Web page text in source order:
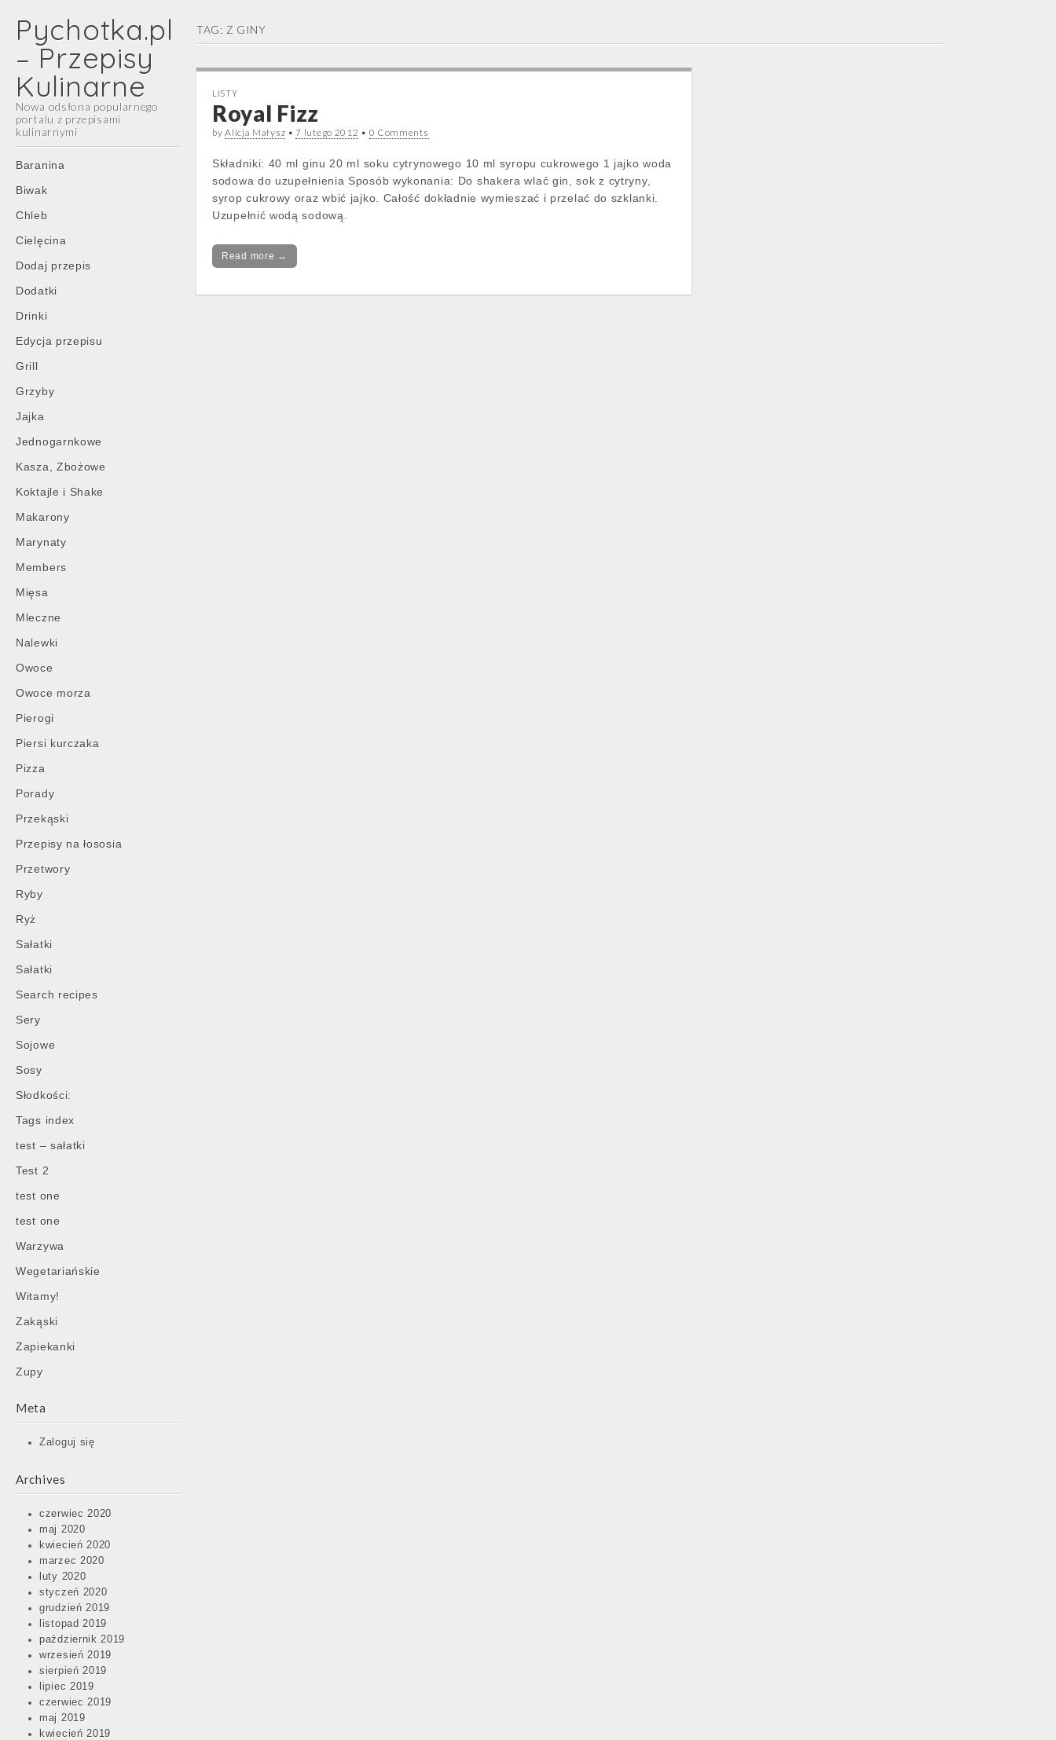
Pychotka.pl
– Przepisy
Kulinarne
Nowa odsłona popularnego
portalu z przepisami
kulinarnymi
Main
menu
Skip
content
Baranina
Biwak
Chleb
Cielęcina
Dodaj przepis
Dodatki
Drinki
Edycja przepisu
Grill
Grzyby
Jajka
Jednogarnkowe
Kasza, Zbożowe
Koktajle i Shake
Makarony
Marynaty
Members
Mięsa
Mleczne
Nalewki
Owoce
Owoce morza
Pierogi
Piersi kurczaka
Pizza
Porady
Przekąski
Przepisy na łososia
Przetwory
Ryby
Ryż
Sałatki
Sałatki
Search recipes
Sery
Sojowe
Sosy
Słodkości:
Tags index
test – sałatki
Test 2
test one
test one
Warzywa
Wegetariańskie
Witamy!
Zakąski
Zapiekanki
Zupy
Meta
Zaloguj się
Archives
czerwiec 2020
maj 2020
kwiecień 2020
marzec 2020
luty 2020
styczeń 2020
grudzień 2019
listopad 2019
październik 2019
wrzesień 2019
sierpień 2019
lipiec 2019
czerwiec 2019
maj 2019
kwiecień 2019
TAG: Z GINY
LISTY
Royal Fizz
byAlicja Małysz •7 lutego 2012 • 0 Comments
Składniki: 40 ml ginu 20 ml soku cytrynowego 10 ml syropu cukrowego 1 jajko woda
sodowa do uzupełnienia Sposób wykonania: Do shakera wlać gin, sok z cytryny,
syrop cukrowy oraz wbić jajko. Całość dokładnie wymieszać i przelać do szklanki.
Uzupełnić wodą sodową.
Read more →